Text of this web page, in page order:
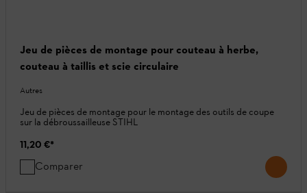
Jeu de pièces de montage pour couteau à herbe,
couteau à taillis et scie circulaire
Autres
Jeu de pièces de montage pour le montage des outils de coupe
sur la débroussailleuse STIHL
11,20 €*
Comparer